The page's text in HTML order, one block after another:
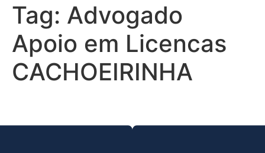
Tag: Advogado
Apoio em Licencas
CACHOEIRINHA